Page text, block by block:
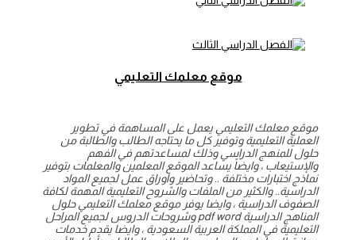
موقع معلمك التعليمي
موقع معلمك التعليمي يعمل على المساهمة في تطوير
العملية التعليمية وتوفير كل ما يحتاجه الطالب والطالبة من
حلول للمنهج الدراسي وذلك لمساعدتهم في الفهم
والإستيعاب ، وايضاً يساعد الموقع المعلمين والمعلمات بتوفير
نماذج اختبارات مختلفة .. وتحاضير واوراق عمل لجميع المواد
الدراسية.. والكثير من الملفات والشروح التعليمية المهمة لكافة
الصفوف الدراسية ، وايضا يوفر موقع معلمك التعليمي حلول
المناهج الدراسية pdf word وشروحات الدروس لجميع المراحل
التعليمية في المملكة العربية السعودية ، وايضا يقدم خدمات